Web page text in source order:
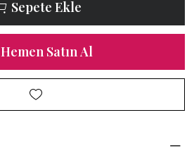
Sepete Ekle
Hemen Satın Al